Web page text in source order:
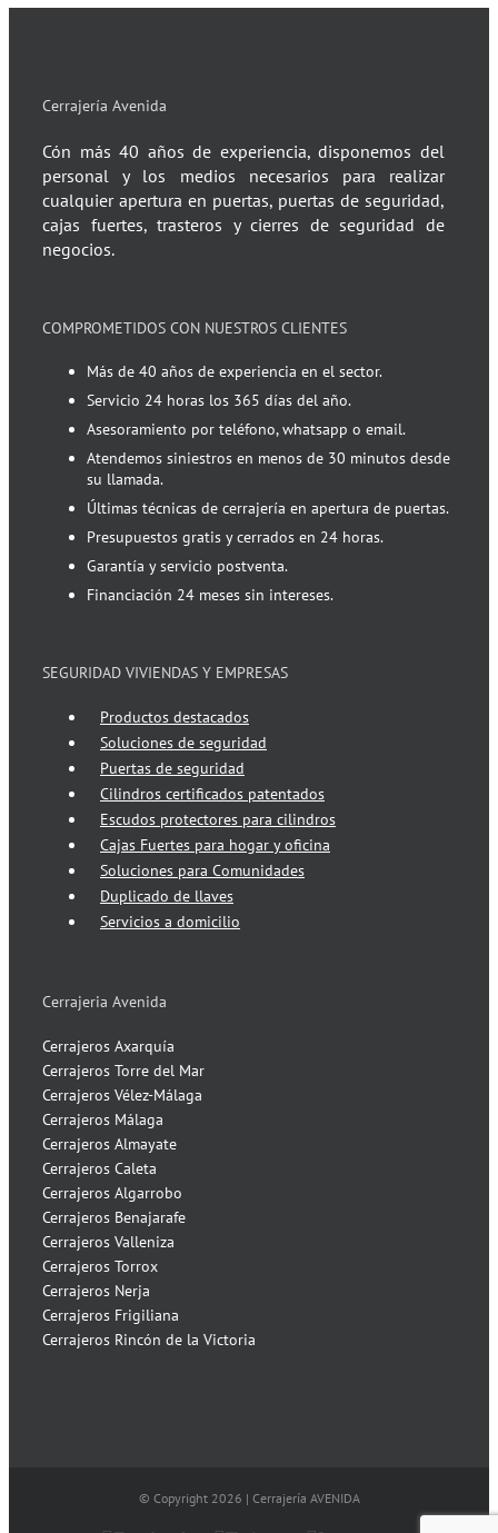
Cerrajería Avenida
Cón más 40 años de experiencia, disponemos del
personal y los medios necesarios para realizar
cualquier apertura en puertas, puertas de seguridad,
cajas fuertes, trasteros y cierres de seguridad de
negocios.
COMPROMETIDOS CON NUESTROS CLIENTES
Más de 40 años de experiencia en el sector.
Servicio 24 horas los 365 días del año.
Asesoramiento por teléfono, whatsapp o email.
Atendemos siniestros en menos de 30 minutos desde
su llamada.
Últimas técnicas de cerrajería en apertura de puertas.
Presupuestos gratis y cerrados en 24 horas.
Garantía y servicio postventa.
Financiación 24 meses sin intereses.
SEGURIDAD VIVIENDAS Y EMPRESAS
Productos destacados
Soluciones de seguridad
Puertas de seguridad
Cilindros certificados patentados
Escudos protectores para cilindros
Cajas Fuertes para hogar y oficina
Soluciones para Comunidades
Duplicado de llaves
Servicios a domicilio
Cerrajeria Avenida
Cerrajeros Axarquía
Cerrajeros Torre del Mar
Cerrajeros Vélez-Málaga
Cerrajeros Málaga
Cerrajeros Almayate
Cerrajeros Caleta
Cerrajeros Algarrobo
Cerrajeros Benajarafe
Cerrajeros Valleniza
Cerrajeros Torrox
Cerrajeros Nerja
Cerrajeros Frigiliana
Cerrajeros Rincón de la Victoria
© Copyright 2026 | Cerrajería AVENIDA